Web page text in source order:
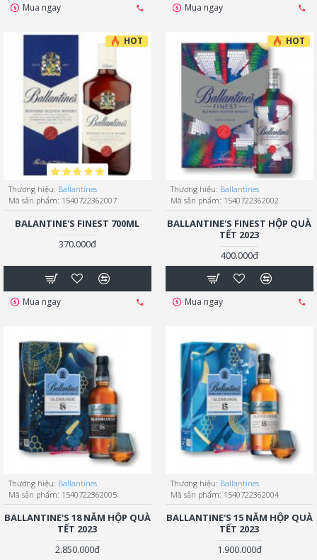
Mua ngay Mua ngay
HOT
Thương hiệu: Ballantines
Mã sản phẩm: 1540722362007
BALANTINE'S FINEST 700ML
370.000đ
Mua ngay
HOT
Thương hiệu: Ballantines
Mã sản phẩm: 1540722362002
BALLANTINE'S FINEST HỘP QUÀ
TẾT 2023
400.000đ
Mua ngay
Thương hiệu: Ballantines
Mã sản phẩm: 1540722362005
BALLANTINE'S 18 NĂM HỘP QUÀ
TẾT 2023
2.850.000đ
Thương hiệu: Ballantines
Mã sản phẩm: 1540722362004
BALLANTINE'S 15 NĂM HỘP QUÀ
TẾT 2023
1.900.000đ